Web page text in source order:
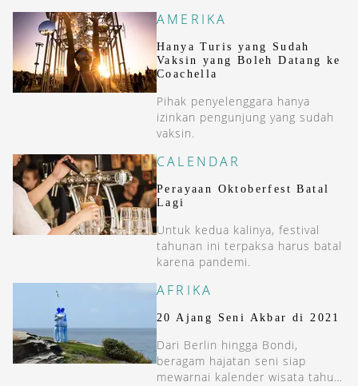
AMERIKA
Hanya Turis yang Sudah
Vaksin yang Boleh Datang ke
Coachella
Pihak penyelenggara hanya
izinkan pengunjung yang sudah
vaksin.
CALENDAR
Perayaan Oktoberfest Batal
Lagi
Untuk kedua kalinya, festival
tahunan ini terpaksa harus batal
karena pandemi.
AFRIKA
20 Ajang Seni Akbar di 2021
Dari Berlin hingga Bondi,
beragam hajatan seni siap
mewarnai kalender wisata tahun